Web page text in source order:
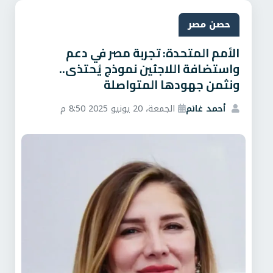
حصن مصر
الأمم المتحدة: تجربة مصر في دعم
واستضافة اللاجئين نموذج يُحتذى..
ونثمن جهودها المتواصلة
أحمد غانم الجمعة، 20 يونيو 2025 8:50 م